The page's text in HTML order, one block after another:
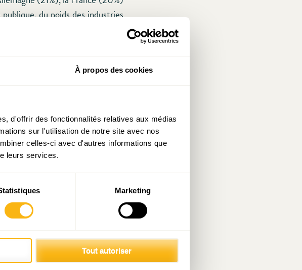
À propos des cookies
d'offrir des fonctionnalités relatives aux médias
sur l'utilisation de notre site avec nos
celles-ci avec d'autres informations que
leurs services.
Marketing
Tout autoriser
du poids des industries
représentés sur le
?